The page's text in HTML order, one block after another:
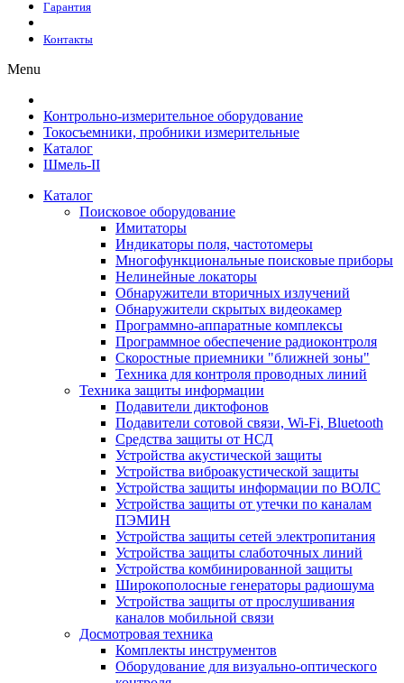
Гарантия
Контакты
Menu
Контрольно-измерительное оборудование
Токосъемники, пробники измерительные
Каталог
Шмель-II
Каталог
Поисковое оборудование
Имитаторы
Индикаторы поля, частотомеры
Многофункциональные поисковые приборы
Нелинейные локаторы
Обнаружители вторичных излучений
Обнаружители скрытых видеокамер
Программно-аппаратные комплексы
Программное обеспечение радиоконтроля
Скоростные приемники "ближней зоны"
Техника для контроля проводных линий
Техника защиты информации
Подавители диктофонов
Подавители сотовой связи, Wi-Fi, Bluetooth
Средства защиты от НСД
Устройства акустической защиты
Устройства виброакустической защиты
Устройства защиты информации по ВОЛС
Устройства защиты от утечки по каналам
ПЭМИН
Устройства защиты сетей электропитания
Устройства защиты слаботочных линий
Устройства комбинированной защиты
Широкополосные генераторы радиошума
Устройства защиты от прослушивания
каналов мобильной связи
Досмотровая техника
Комплекты инструментов
Оборудование для визуально-оптического